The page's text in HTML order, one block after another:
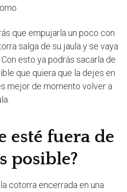
que empujarla un poco con
salga de su jaula y se vaya
esto ya podrás sacarla de
que quiera que la dejes en
mejor de momento volver a
esté fuera de
posible?
cotorra encerrada en una